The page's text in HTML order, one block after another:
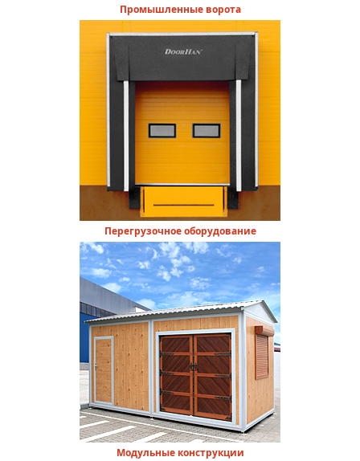
Промышленные ворота
Перегрузочное оборудование
Модульные конструкции